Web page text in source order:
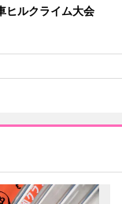
ヒルクライム大会